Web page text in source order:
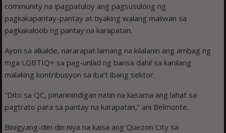
community na ipagpatuloy ang pagsusulong ng
pagkakapantay-pantay at tiyaking walang maiiwan sa
pagkakaloob ng pantay na karapatan.
Ayon sa alkalde, nararapat lamang na kilalanin ang ambag ng
mga LGBTIQ+ sa pag-unlad ng bansa dahil sa kanilang
malaking kontribusyon sa iba’t ibang sektor.
“Dito sa QC, pinaninindigan natin na kasama ang lahat sa
pagtrato para sa pantay na karapatan,” ani Belmonte.
Binigyang-diin din niya na kaisa ang Quezon City sa